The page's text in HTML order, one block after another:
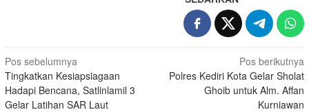
Navigasi
pos
Pos sebelumnya
Tingkatkan Kesiapsiagaan
Hadapi Bencana, Satlinlamil 3
Gelar Latihan SAR Laut
Pos berikutnya
Polres Kediri Kota Gelar Sholat
Ghoib untuk Alm. Affan
Kurniawan